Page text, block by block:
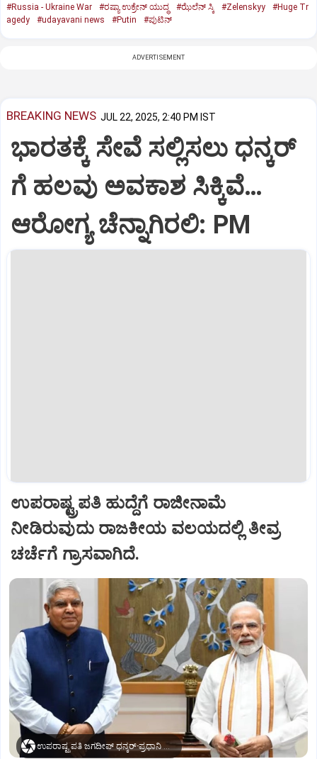
#Russia - Ukraine War #ರಷ್ಯಾ ಉಕ್ರೇನ್ ಯುದ್ಧ #ಝೆಲೆನ್ ಸ್ಕಿ #Zelenskyy
#Huge Tr
agedy
#udayavani news #Putin #ಪುಟಿನ್‌
ADVERTISEMENT
BREAKING NEWS JUL 22, 2025, 2:40 PM IST
ಭಾರತಕ್ಕೆ ಸೇವೆ ಸಲ್ಲಿಸಲು ಧನ್ಕರ್‌
ಗೆ ಹಲವು ಅವಕಾಶ ಸಿಕ್ಕಿವೆ…
ಆರೋಗ್ಯ ಚೆನ್ನಾಗಿರಲಿ: PM
ಉಪರಾಷ್ಟ್ರಪತಿ ಹುದ್ದೆಗೆ ರಾಜೀನಾಮೆ
ನೀಡಿರುವುದು ರಾಜಕೀಯ ವಲಯದಲ್ಲಿ ತೀವ್ರ
ಚರ್ಚೆಗೆ ಗ್ರಾಸವಾಗಿದೆ.
ಉಪರಾಷ್ಟ್ರಪತಿ ಜಗದೀಪ್‌ ಧನ್ಕರ್-ಪ್ರಧಾನಿ ಮೋದಿ